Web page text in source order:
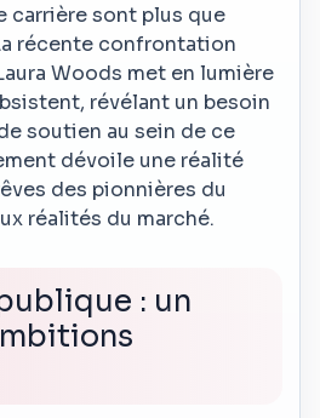
carrière sont plus que
récente confrontation
Woods met en lumière
révélant un besoin
soutien au sein de ce
dévoile une réalité
des pionnières du
réalités du marché.
: un